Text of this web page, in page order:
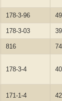
178-3-96
178-3-03
816
178-3-4
171-1-4